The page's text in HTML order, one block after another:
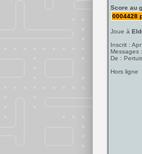
Score au
0004428
Joue à
Inscrit :
Messages
De :
Hors ligne